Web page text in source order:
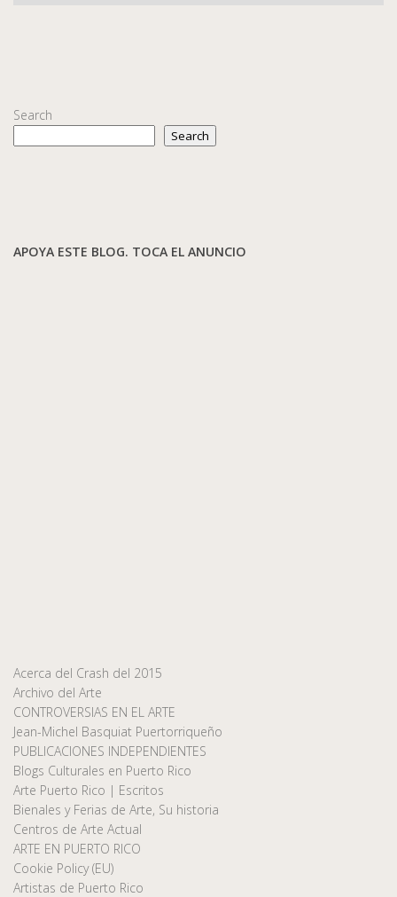
Search
Search
APOYA ESTE BLOG. TOCA EL ANUNCIO
Acerca del Crash del 2015
Archivo del Arte
CONTROVERSIAS EN EL ARTE
Jean-Michel Basquiat Puertorriqueño
PUBLICACIONES INDEPENDIENTES
Blogs Culturales en Puerto Rico
Arte Puerto Rico | Escritos
Bienales y Ferias de Arte, Su historia
Centros de Arte Actual
ARTE EN PUERTO RICO
Cookie Policy (EU)
Artistas de Puerto Rico